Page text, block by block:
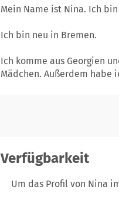
Mein Name ist Nina. Ich
Ich bin neu in Bremen.
Ich komme aus Georgien
Mädchen. Außerdem habe
Verfügbarkeit
Um das Profil von Nina